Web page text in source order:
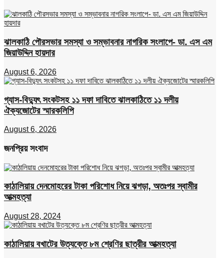
ঝালকাঠি পৌরসভার সমস্যা ও সম্ভাবনার নাগরিক সংলাপে- ডা. এস এম
জিয়াউদ্দিন হায়দার
August 6, 2026
গ্যাস-বিদ্যুৎ সংকটসহ ১১ দফা দাবিতে ঝালকাঠিতে ১১ দলীয়
ঐক্যজোটের স্মারকলিপি
August 6, 2026
জনপ্রিয় সংবাদ
কাঠালিয়ায় দেনমোহরের টাকা পরিশোধ নিয়ে ঝগড়া, অতঃপর স্বামীর
আত্মহত্যা
August 28, 2024
কাঠালিয়ায় বখাটের উত্যক্তে ৮ম শ্রেণির ছাত্রীর আত্মহত্যা